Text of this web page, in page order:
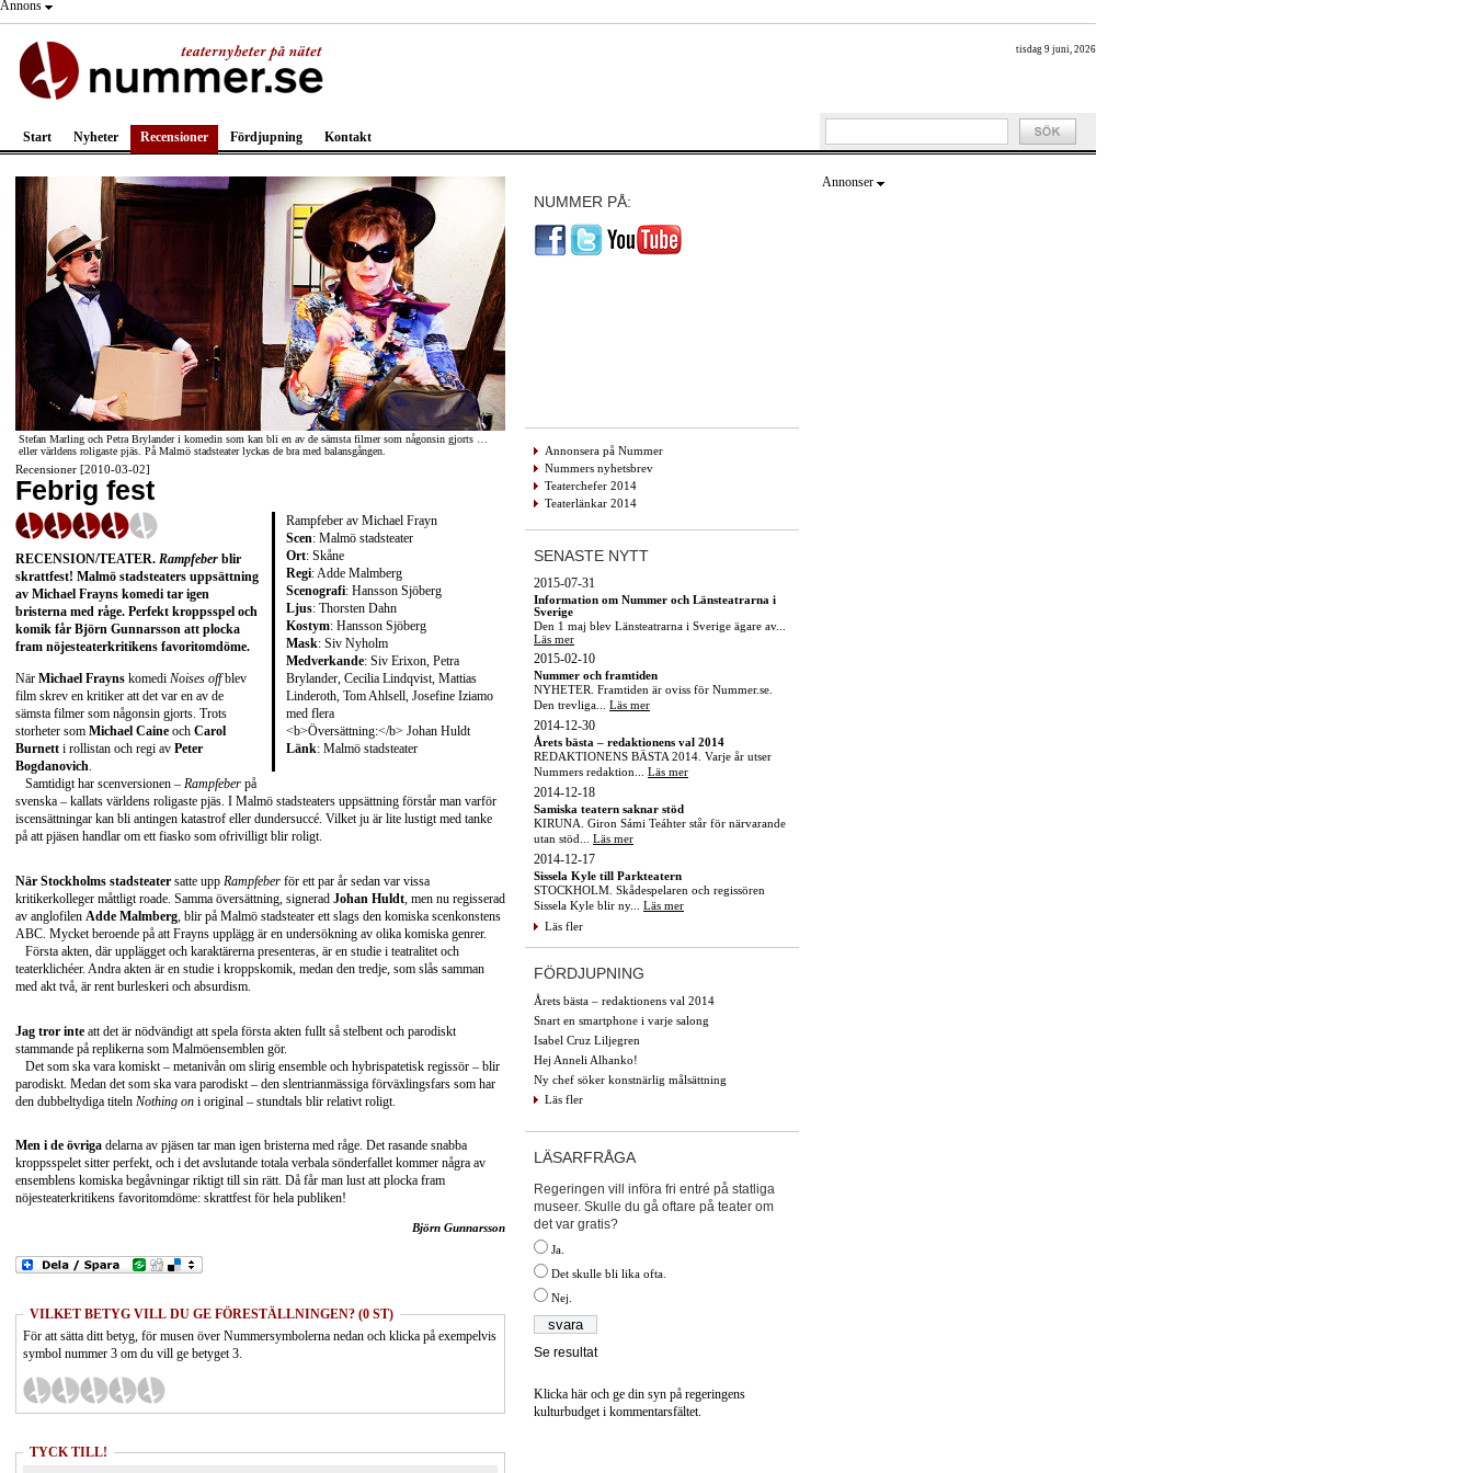
Annons
tisdag 9 juni, 2026
Start Nyheter Recensioner Fördjupning Kontakt
Stefan Marling och Petra Brylander i komedin som kan bli en av de sämsta filmer som någonsin gjorts …
eller världens roligaste pjäs. På Malmö stadsteater lyckas de bra med balansgången.
Recensioner [2010-03-02]
Febrig fest
Rampfeber av Michael Frayn
Scen: Malmö stadsteater
Ort: Skåne
Regi: Adde Malmberg
Scenografi: Hansson Sjöberg
Ljus: Thorsten Dahn
Kostym: Hansson Sjöberg
Mask: Siv Nyholm
Medverkande: Siv Erixon, Petra
Brylander, Cecilia Lindqvist, Mattias
Linderoth, Tom Ahlsell, Josefine Iziamo
med flera
<b>Översättning:</b> Johan Huldt
Länk: Malmö stadsteater
RECENSION/TEATER. Rampfeber blir
skrattfest! Malmö stadsteaters uppsättning
av Michael Frayns komedi tar igen
bristerna med råge. Perfekt kroppsspel och
komik får Björn Gunnarsson att plocka
fram nöjesteaterkritikens favoritomdöme.
När Michael Frayns komedi Noises offblev
film skrev en kritiker att det var en av de
sämsta filmer som någonsin gjorts. Trots
storheter som Michael Caine och Carol
Burnett i rollistan och regi av Peter
Bogdanovich.
Samtidigt har scenversionen – Rampfeber på
svenska – kallats världens roligaste pjäs. I Malmö stadsteaters uppsättning förstår man varför
iscensättningar kan bli antingen katastrof eller dundersuccé. Vilket ju är lite lustigt med tanke
på att pjäsen handlar om ett fiasko som ofrivilligt blir roligt.
När Stockholms stadsteater satte upp Rampfeber för ett par år sedan var vissa
kritikerkolleger måttligt roade. Samma översättning, signerad Johan Huldt, men nu regisserad
av anglofilen Adde Malmberg, blir på Malmö stadsteater ett slags den komiska scenkonstens
ABC. Mycket beroende på att Frayns upplägg är en undersökning av olika komiska genrer.
Första akten, där upplägget och karaktärerna presenteras, är en studie i teatralitet och
teaterklichéer. Andra akten är en studie i kroppskomik, medan den tredje, som slås samman
med akt två, är rent burleskeri och absurdism.
Jag tror inte att det är nödvändigt att spela första akten fullt så stelbent och parodiskt
stammande på replikerna som Malmöensemblen gör.
Det som ska vara komiskt – metanivån om slirig ensemble och hybrispatetisk regissör – blir
parodiskt. Medan det som ska vara parodiskt – den slentrianmässiga förväxlingsfars som har
den dubbeltydiga titeln Nothing on i original – stundtals blir relativt roligt.
Men i de övriga delarna av pjäsen tar man igen bristerna med råge. Det rasande snabba
kroppsspelet sitter perfekt, och i det avslutande totala verbala sönderfallet kommer några av
ensemblens komiska begåvningar riktigt till sin rätt. Då får man lust att plocka fram
nöjesteaterkritikens favoritomdöme: skrattfest för hela publiken!
Björn Gunnarsson
VILKET BETYG VILL DU GE FÖRESTÄLLNINGEN? (0 ST)
För att sätta ditt betyg, för musen över Nummersymbolerna nedan och klicka på exempelvis
symbol nummer 3 om du vill ge betyget 3.
TYCK TILL!
NUMMER PÅ:
Annonsera på Nummer
Nummers nyhetsbrev
Teaterchefer 2014
Teaterlänkar 2014
SENASTE NYTT
2015-07-31
Information om Nummer och Länsteatrarna i
Sverige
Den 1 maj blev Länsteatrarna i Sverige ägare av...
Läs mer
2015-02-10
Nummer och framtiden
NYHETER. Framtiden är oviss för Nummer.se.
Den trevliga... Läs mer
2014-12-30
Årets bästa – redaktionens val 2014
REDAKTIONENS BÄSTA 2014. Varje år utser
Nummers redaktion... Läs mer
2014-12-18
Samiska teatern saknar stöd
KIRUNA. Giron Sámi Teáhter står för närvarande
utan stöd... Läs mer
2014-12-17
Sissela Kyle till Parkteatern
STOCKHOLM. Skådespelaren och regissören
Sissela Kyle blir ny... Läs mer
Läs fler
FÖRDJUPNING
Årets bästa – redaktionens val 2014
Snart en smartphone i varje salong
Isabel Cruz Liljegren
Hej Anneli Alhanko!
Ny chef söker konstnärlig målsättning
Läs fler
LÄSARFRÅGA
Regeringen vill införa fri entré på statliga
museer. Skulle du gå oftare på teater om
det var gratis?
Ja.
Det skulle bli lika ofta.
Nej.
Se resultat
Klicka här och ge din syn på regeringens
kulturbudget i kommentarsfältet.
Annonser